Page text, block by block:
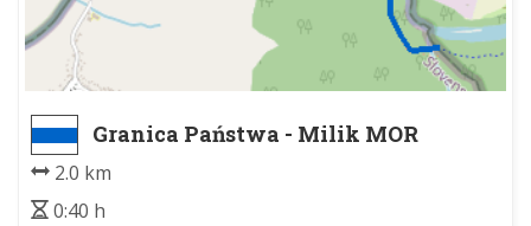
Granica Państwa - Milik MOR
2.0 km
0:40 h